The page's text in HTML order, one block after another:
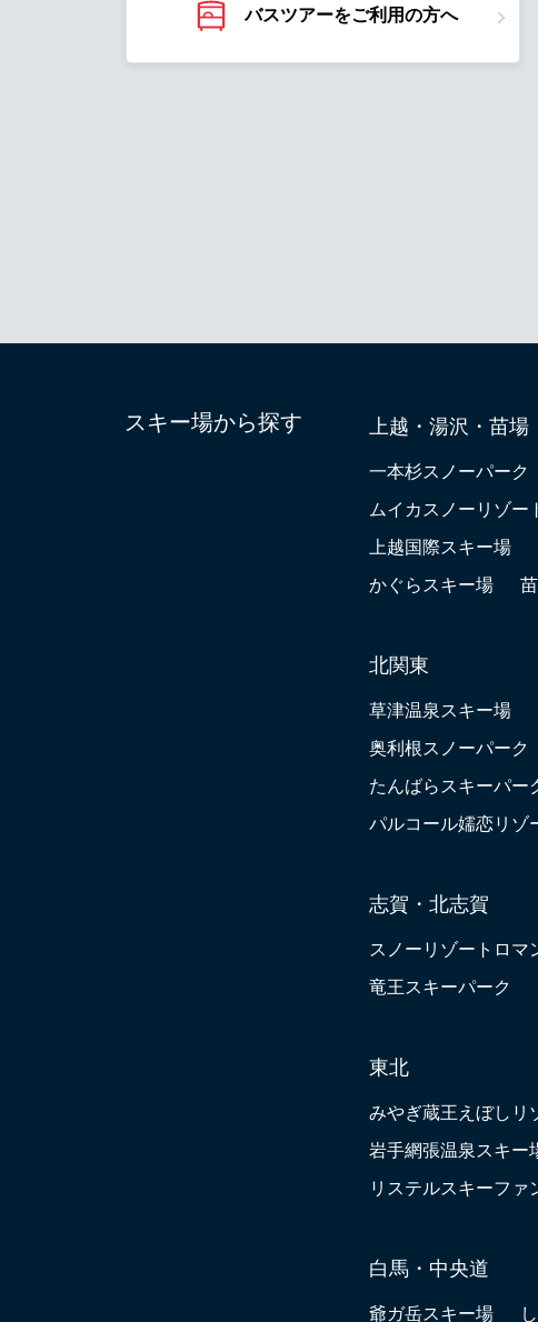
バスツアーをご利用の方へ
スキー場から探す 上越・湯沢・苗場
一本杉スノーパーク
ムイカスノーリゾー
上越国際スキー場
かぐらスキー場
北関東
草津温泉スキー場
奥利根スノーパーク
たんばらスキーパー
パルコール嬬恋リゾ
志賀・北志賀
スノーリゾートロマ
竜王スキーパーク
東北
みやぎ蔵王えぼしリ
岩手網張温泉スキー
リステルスキーファ
白馬・中央道
爺ガ岳スキー場